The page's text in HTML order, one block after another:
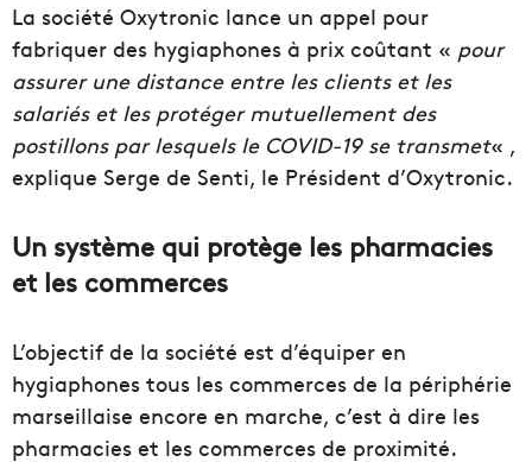
La société Oxytronic lance un appel pour
fabriquer des hygiaphones à prix coûtant « pour
assurer une distance entre les clients et les
salariés et les protéger mutuellement des
postillons par lesquels le COVID-19 se transmet« ,
explique Serge de Senti, le Président d’Oxytronic.
Un système qui protège les pharmacies
et les commerces
L’objectif de la société est d’équiper en
hygiaphones tous les commerces de la périphérie
marseillaise encore en marche, c’est à dire les
pharmacies et les commerces de proximité.